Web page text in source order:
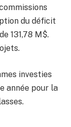
du déficit
131,78 M$.
investies
année pour la